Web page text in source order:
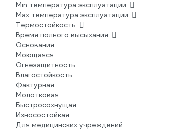
Min температура эксплуатации
Max температура эксплуатации
Термостойкость
Время полного высыхания
Основания
Моющаяся
Огнезащитность
Влагостойкость
Фактурная
Молотковая
Быстросохнущая
Износостойкая
Для медицинских учреждений